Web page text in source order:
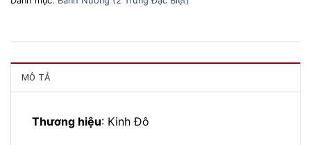
MÔ TẢ
Thương hiệu: Kinh Đô